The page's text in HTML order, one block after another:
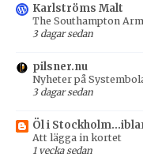
Karlströms Malt
The Southampton
3 dagar sedan
pilsner.nu
Nyheter på
3 dagar sedan
Öl i
Att lägga in kortet
1 vecka sedan